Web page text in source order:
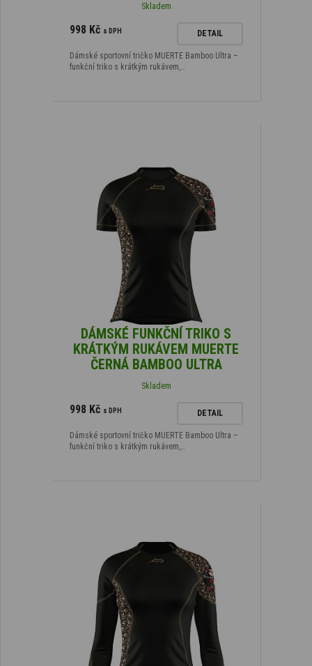
Skladem
998 Kč s DPH DETAIL
Dámské sportovní tričko MUERTE Bamboo Ultra –
funkční triko s krátkým rukávem,…
DÁMSKÉ FUNKČNÍ TRIKO S
KRÁTKÝM RUKÁVEM MUERTE
ČERNÁ BAMBOO ULTRA
Skladem
998 Kč s DPH DETAIL
Dámské sportovní tričko MUERTE Bamboo Ultra –
funkční triko s krátkým rukávem,…